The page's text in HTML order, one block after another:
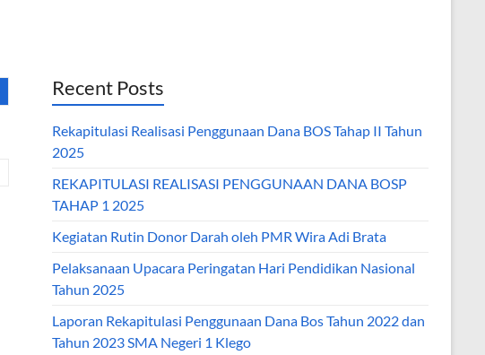
Recent Posts
Rekapitulasi Realisasi Penggunaan Dana BOS Tahap II Tahun
2025
REKAPITULASI REALISASI PENGGUNAAN DANA BOSP
TAHAP 1 2025
Kegiatan Rutin Donor Darah oleh PMR Wira Adi Brata
Pelaksanaan Upacara Peringatan Hari Pendidikan Nasional
Tahun 2025
Laporan Rekapitulasi Penggunaan Dana Bos Tahun 2022 dan
Tahun 2023 SMA Negeri 1 Klego